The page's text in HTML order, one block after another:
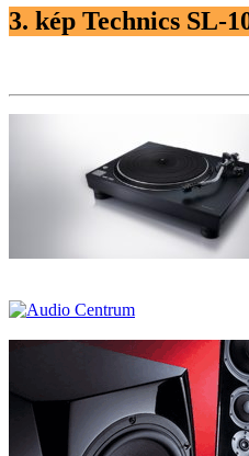
3. kép Technics SL-